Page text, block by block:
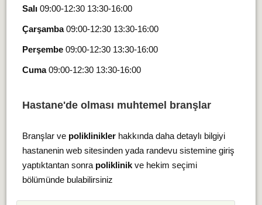
Salı09:00-12:30 13:30-16:00
Çarşamba09:00-12:30 13:30-16:00
Perşembe09:00-12:30 13:30-16:00
Cuma09:00-12:30 13:30-16:00
Hastane'de olması muhtemel branşlar
Branşlar ve polikliniklerhakkında daha detaylı bilgiyi
hastanenin web sitesinden yada randevu sistemine giriş
yaptıktantan sonra poliklinikve hekim seçimi
bölümünde bulabilirsiniz